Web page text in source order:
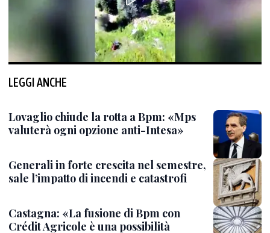
LEGGI ANCHE
Lovaglio chiude la rotta a Bpm: «Mps
valuterà ogni opzione anti-Intesa»
Generali in forte crescita nel semestre,
sale l’impatto di incendi e catastrofi
Castagna: «La fusione di Bpm con
Crédit Agricole è una possibilità